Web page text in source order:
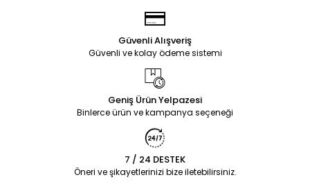
Güvenli Alışveriş
Güvenli ve kolay ödeme sistemi
Geniş Ürün Yelpazesi
Binlerce ürün ve kampanya seçeneği
7 / 24 DESTEK
Öneri ve şikayetlerinizi bize iletebilirsiniz.